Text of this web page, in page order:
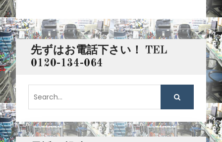
先ずはお電話下さい！ TEL
0120-134-064
a
r